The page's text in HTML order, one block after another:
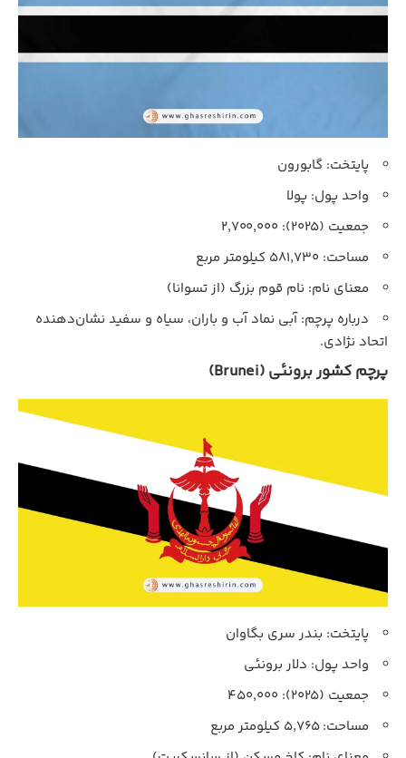
پایتخت: گابورون
واحد پول: پولا
جمعیت (۲۰۲۵): ۲,۷۰۰,۰۰۰
مساحت: ۵۸۱,۷۳۰ کیلومتر مربع
معنای نام: نام قوم بزرگ (از تسوانا)
درباره پرچم: آبی نماد آب و باران، سیاه و سفید نشان‌دهنده
اتحاد نژادی.
پرچم کشور برونئی (Brunei)
پایتخت: بندر سری بگاوان
واحد پول: دلار برونئی
جمعیت (۲۰۲۵): ۴۵۰,۰۰۰
مساحت: ۵,۷۶۵ کیلومتر مربع